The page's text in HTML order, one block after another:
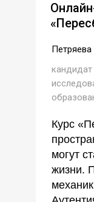
Курс
могут
жизни.
кандидат